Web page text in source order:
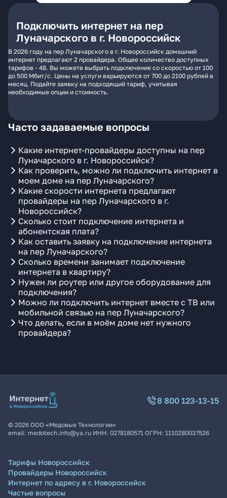
Подключить интернет на пер
Луначарского в г. Новороссийск
В 2026 году на пер Луначарского в г. Новороссийск домашний
интернет предлагают 2 провайдера. Общее количество доступных
тарифов - 48. Вы можете выбрать подключение со скоростью от 100
до 500 Мбит/с. Цены на услуги варьируются от 700 до 2100 рублей в
месяц. Подайте заявку на подходящий тариф, учитывая
необходимые опции и стоимость.
Часто задаваемые вопросы
Какие интернет-провайдеры доступны на пер
Луначарского в г. Новороссийск?
Как проверить, можно ли подключить интернет в
моем доме на пер Луначарского?
Какие скорости интернета предлагают
провайдеры на пер Луначарского в г.
Новороссийск?
Сколько стоит подключение интернета и
абонентская плата?
Как оставить заявку на подключение интернета
на пер Луначарского?
Сколько времени занимает подключение
интернета в квартиру?
Нужен ли роутер или другое оборудование для
подключения?
Можно ли подключить интернет вместе с ТВ или
мобильной связью на пер Луначарского?
Что делать, если в моём доме нет нужного
провайдера?
8 800 123-13-15
© 2026 ООО «Медовые Технологии»
email: medotech.info@ya.ru ИНН: 0278180571 ОГРН: 1110280037526
Тарифы Новороссийск
Провайдеры Новороссийск
Интернет по адресу в г. Новороссийск
Частые вопросы